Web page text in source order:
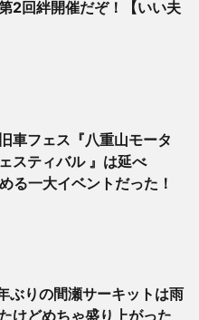
2回絆開催だぞ！【いい夫
車フェス『八重山モータ
スティバル 』は延べ
る一大イベントだった！
ぶりの間瀬サーキットは雨
けどめちゃ盛り上がった